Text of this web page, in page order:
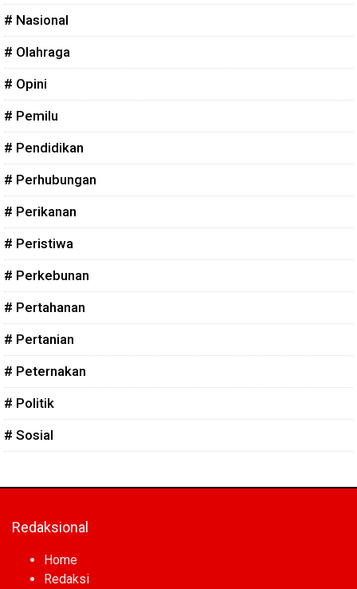
# Nasional
# Olahraga
# Opini
# Pemilu
# Pendidikan
# Perhubungan
# Perikanan
# Peristiwa
# Perkebunan
# Pertahanan
# Pertanian
# Peternakan
# Politik
# Sosial
Redaksional
Home
Redaksi